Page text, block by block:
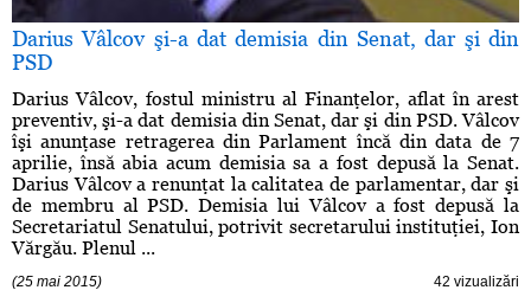
Darius Vâlcov şi-a dat demisia din Senat, dar şi din
PSD
Darius Vâlcov, fostul ministru al Finanţelor, aflat în arest
preventiv, şi-a dat demisia din Senat, dar şi din PSD. Vâlcov
îşi anunţase retragerea din Parlament încă din data de 7
aprilie, însă abia acum demisia sa a fost depusă la Senat.
Darius Vâlcov a renunţat la calitatea de parlamentar, dar şi
de membru al PSD. Demisia lui Vâlcov a fost depusă la
Secretariatul Senatului, potrivit secretarului instituţiei, Ion
Vărgău. Plenul ...
(25 mai 2015) 42 vizualizări